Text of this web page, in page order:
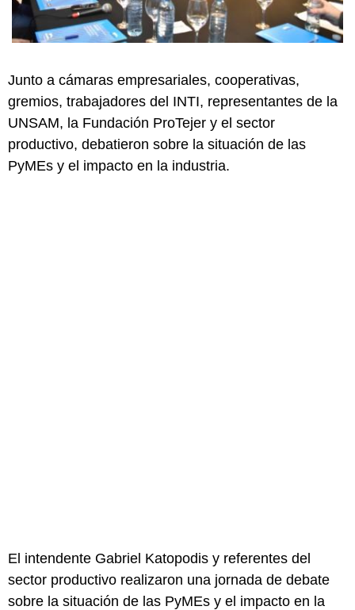
Junto a cámaras empresariales, cooperativas,
gremios, trabajadores del INTI, representantes de la
UNSAM, la Fundación ProTejer y el sector
productivo, debatieron sobre la situación de las
PyMEs y el impacto en la industria.
El intendente Gabriel Katopodis y referentes del
sector productivo realizaron una jornada de debate
sobre la situación de las PyMEs y el impacto en la